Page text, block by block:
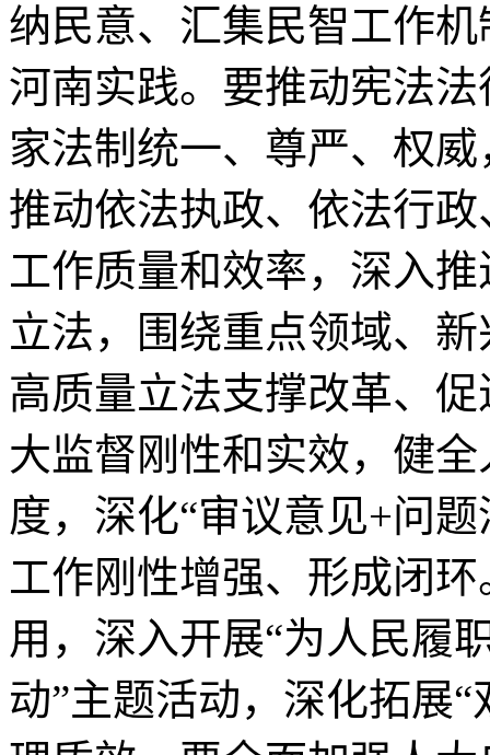
纳民意、汇集民智工作
河南实践。要推动宪法
家法制统一、尊严、权
推动依法执政、依法行
工作质量和效率，深入
立法，围绕重点领域、
高质量立法支撑改革、
大监督刚性和实效，健
度，深化“审议意见+问
工作刚性增强、形成闭
用，深入开展“为人民履
动”主题活动，深化拓展